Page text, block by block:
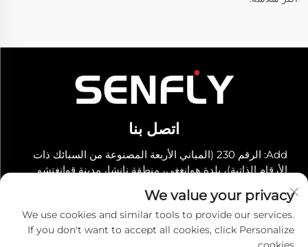
اتصل بنا
Add: الرقم 230 (المباني الأربعة المصنوعة من السبائك ذات
الأرقام الذاتية)، بلدة هوانغغي، منطقة نانشا، مدينة قوانغتشو
هاتف:+86-19966289968
البريد الإلكتروني: [email protected]
We value your privacy
We use cookies and similar tools to provide our services.
If you don't want to accept all cookies, click Personalize